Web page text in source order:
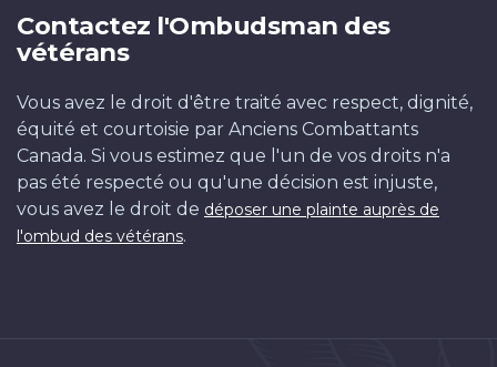
Contactez l'Ombudsman des
vétérans
Vous avez le droit d'être traité avec respect, dignité,
équité et courtoisie par Anciens Combattants
Canada. Si vous estimez que l'un de vos droits n'a
pas été respecté ou qu'une décision est injuste,
vous avez le droit de déposer une plainte auprès de
l'ombud des vétérans.